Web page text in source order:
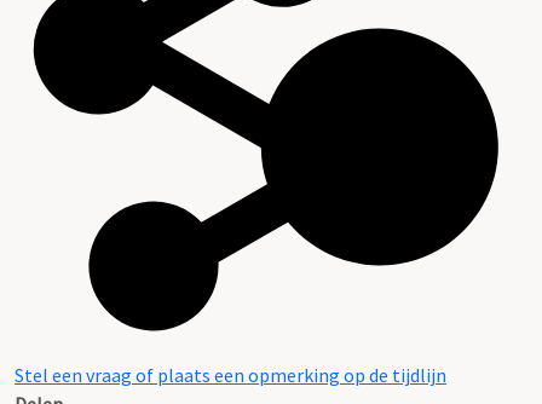
Stel een vraag of plaats een opmerking op de tijdlijn